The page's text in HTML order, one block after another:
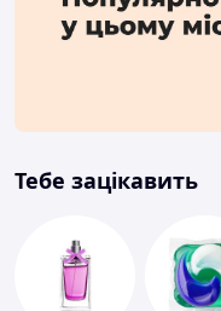
Тебе зацікавить